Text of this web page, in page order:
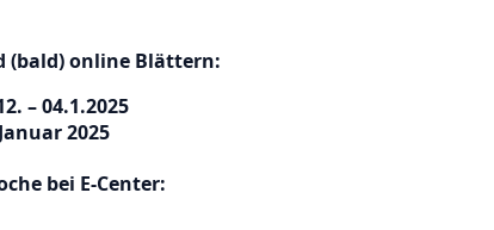
(bald) online Blättern:
– 04.1.2025
2025
bei E-Center: